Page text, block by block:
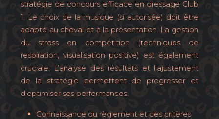
stratégie de concours efficace en dressage Club
1. Le choix de la musique (si autorisée) doit être
adapté au cheval et à la présentation. La gestion
du stress en compétition (techniques de
respiration, visualisation positive) est également
cruciale. L’analyse des résultats et l’ajustement
de la stratégie permettent de progresser et
d’optimiser ses performances.
Connaissance du règlement et des critères